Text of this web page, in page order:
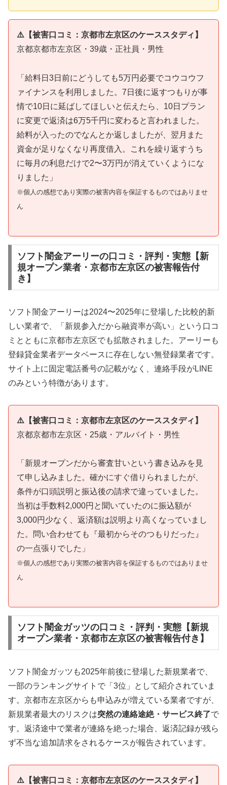
⚠️【被害口コミ：京都市左京区のケーススタディ】
京都京都市左京区・39歳・正社員・男性
「給料日3日前にどうしても5万円必要でコウコウフ
ァイナンスを利用しました。7日後に返すつもりが事
情で10日に延ばしてほしいと伝えたら、10日プラン
に変更で返済は6万5千円に変わると言われました。
給料が入ったのでなんとか返しましたが、翌月また
資金が足りなくなり再度借入。これを繰り返すうち
に毎月の利息だけで2〜3万円が消えていくようにな
りました」
※個人の感想であり実際の被害内容を保証するものではありませ
ん
ソフト闇金アーリーの口コミ・評判・実態【新
規オープン業者・京都市左京区の被害報告付
き】
ソフト闇金アーリーは2024〜2025年に登場した比較的新
しい業者で、「新規参入だから融資率が高い」という口コ
ミとともに京都市左京区でも拡散されました。アーリーも
登録貸金業者データベースに存在しない無登録業者です。
サイト上に固定電話番号の記載がなく、連絡手段がLINE
のみという特徴があります。
⚠️【被害口コミ：京都市左京区のケーススタディ】
京都京都市左京区・25歳・アルバイト・男性
「新規オープンだから審査甘いという書き込みを見
て申し込みました。確かにすぐ借りられましたが、
条件が口頭説明と振込後の請求で違っていました。
当初は手数料2,000円と聞いていたのに振込額が
3,000円少なく、返済額は説明より高くなっていまし
た。問い合わせても『最初からそのつもりだった』
の一点張りでした」
※個人の感想であり実際の被害内容を保証するものではありませ
ん
ソフト闇金ガッツの口コミ・評判・実態【新規
オープン業者・京都市左京区の被害報告付き】
ソフト闇金ガッツも2025年前後に登場した新規業者で、
一部のランキングサイトで「3位」として紹介されていま
す。京都市左京区からも申込みが増えている業者ですが、
新規業者最大のリスクは突然の連絡途絶・サービス終了で
す。返済途中で業者が連絡を絶った場合、返済記録が残ら
ず不当な追加請求をされるケースが報告されています。
⚠️【被害口コミ：京都市左京区のケーススタディ】